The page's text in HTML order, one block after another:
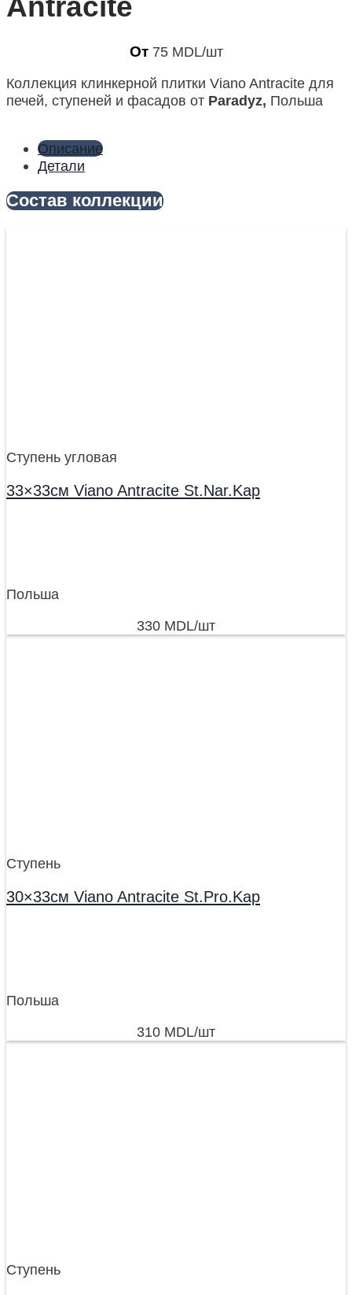
Antracite
От 75 MDL/шт
Коллекция клинкерной плитки Viano Antracite для
печей, ступеней и фасадов от Paradyz, Польша
Описание
Детали
Состав коллекции
Ступень угловая
33×33см Viano Antracite St.Nar.Kap
Польша
330 MDL/шт
Ступень
30×33см Viano Antracite St.Pro.Kap
Польша
310 MDL/шт
Ступень